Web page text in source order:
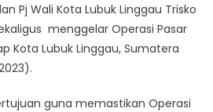
Pj Wali Kota Lubuk Linggau Trisko
menggelar Operasi Pasar
Kota Lubuk Linggau, Sumatera
guna memastikan Operasi